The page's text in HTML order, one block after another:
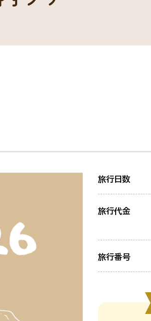
旅行日数
旅行代金
旅行番号